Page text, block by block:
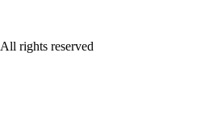
All rights reserved